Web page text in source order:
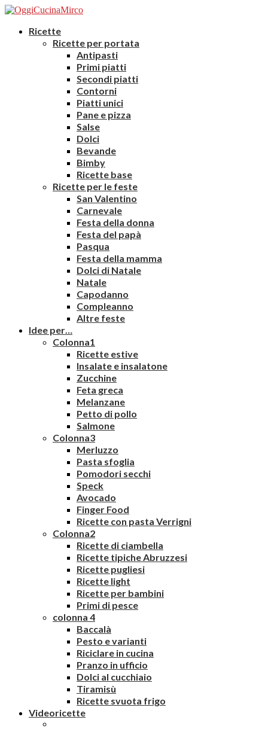
Ricette
Ricette per portata
Antipasti
Primi piatti
Secondi piatti
Contorni
Piatti unici
Pane e pizza
Salse
Dolci
Bevande
Bimby
Ricette base
Ricette per le feste
San Valentino
Carnevale
Festa della donna
Festa del papà
Pasqua
Festa della mamma
Dolci di Natale
Natale
Capodanno
Compleanno
Altre feste
Idee per…
Colonna1
Ricette estive
Insalate e insalatone
Zucchine
Feta greca
Melanzane
Petto di pollo
Salmone
Colonna3
Merluzzo
Pasta sfoglia
Pomodori secchi
Speck
Avocado
Finger Food
Ricette con pasta Verrigni
Colonna2
Ricette di ciambella
Ricette tipiche Abruzzesi
Ricette pugliesi
Ricette light
Ricette per bambini
Primi di pesce
colonna 4
Baccalà
Pesto e varianti
Riciclare in cucina
Pranzo in ufficio
Dolci al cucchiaio
Tiramisù
Ricette svuota frigo
Videoricette